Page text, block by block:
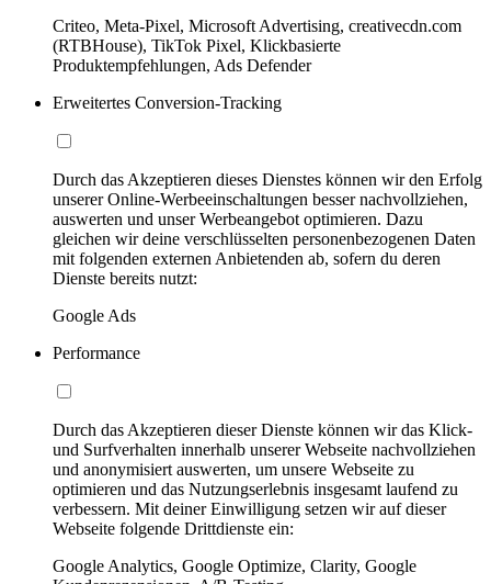
Criteo, Meta-Pixel, Microsoft Advertising, creativecdn.com
(RTBHouse), TikTok Pixel, Klickbasierte
Produktempfehlungen, Ads Defender
Erweitertes Conversion-Tracking
Durch das Akzeptieren dieses Dienstes können wir den Erfolg
unserer Online-Werbeeinschaltungen besser nachvollziehen,
auswerten und unser Werbeangebot optimieren. Dazu
gleichen wir deine verschlüsselten personenbezogenen Daten
mit folgenden externen Anbietenden ab, sofern du deren
Dienste bereits nutzt:
Google Ads
Performance
Durch das Akzeptieren dieser Dienste können wir das Klick-
und Surfverhalten innerhalb unserer Webseite nachvollziehen
und anonymisiert auswerten, um unsere Webseite zu
optimieren und das Nutzungserlebnis insgesamt laufend zu
verbessern. Mit deiner Einwilligung setzen wir auf dieser
Webseite folgende Drittdienste ein:
Google Analytics, Google Optimize, Clarity, Google